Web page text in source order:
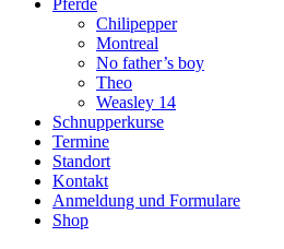
Pferde
Chilipepper
Montreal
No father’s boy
Theo
Weasley 14
Schnupperkurse
Termine
Standort
Kontakt
Anmeldung und Formulare
Shop